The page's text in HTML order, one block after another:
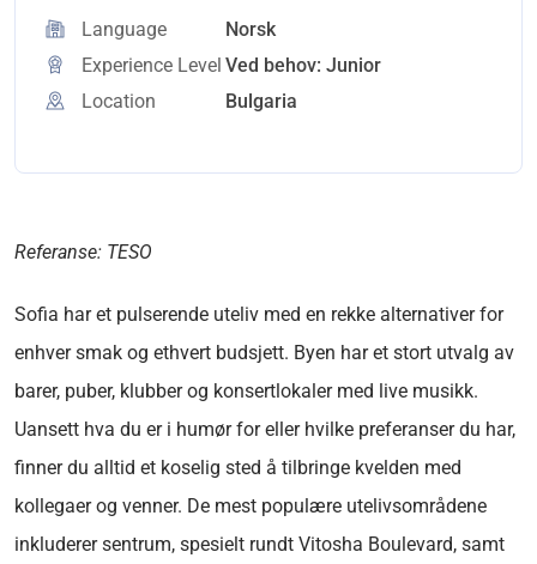
Language
Norsk
Experience Level Ved behov: Junior
Location
Bulgaria
Referanse: TESO
Sofia har et pulserende uteliv med en rekke alternativer for
enhver smak og ethvert budsjett. Byen har et stort utvalg av
barer, puber, klubber og konsertlokaler med live musikk.
Uansett hva du er i humør for eller hvilke preferanser du har,
finner du alltid et koselig sted å tilbringe kvelden med
kollegaer og venner. De mest populære utelivsområdene
inkluderer sentrum, spesielt rundt Vitosha Boulevard, samt